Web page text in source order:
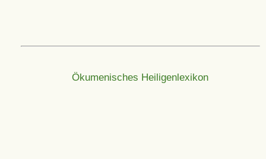
Ökumenisches Heiligenlexikon